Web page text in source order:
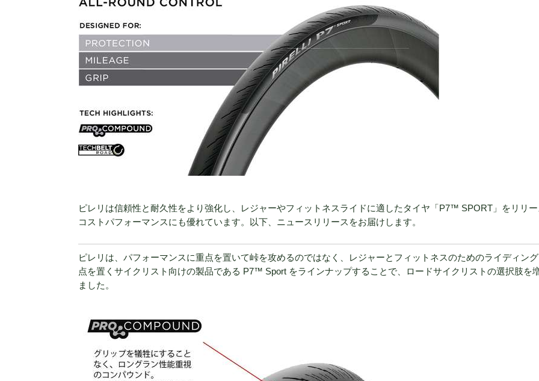
ピレリは信頼性と耐久性をより強化し、レジャーやフィットネスライドに適したタイヤ「P7™ SPORT」をリリ
コストパフォーマンスにも優れています。以下、ニュースリリースをお届けします。
ピレリは、パフォーマンスに重点を置いて峠を攻めるのではなく、レジャーとフィットネスのためのライディン
点を置くサイクリスト向けの製品である P7™ Sport をラインナップすることで、ロードサイクリストの選択肢を
ました。